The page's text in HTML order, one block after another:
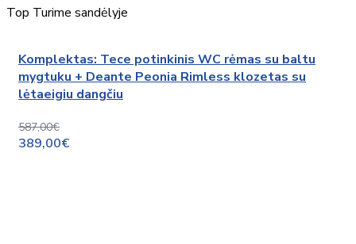
Top Turime sandėlyje
Komplektas: Tece potinkinis WC rėmas su baltu
mygtuku + Deante Peonia Rimless klozetas su
lėtaeigiu dangčiu
587,00€
389,00€